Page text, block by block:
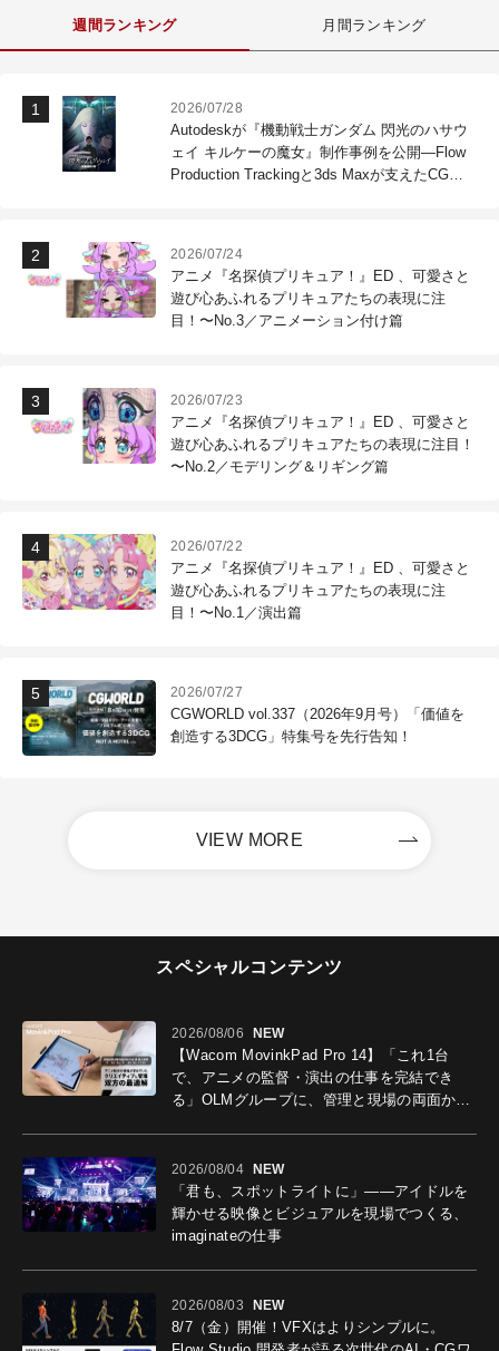
週間ランキング 月間ランキング
2026/07/28
Autodeskが『機動戦士ガンダム 閃光のハサウ
ェイ キルケーの魔女』制作事例を公開―Flow
Production Trackingと3ds Maxが支えたCG制
2026/07/24
アニメ『名探偵プリキュア！』ED 、可愛さと
遊び心あふれるプリキュアたちの表現に注
目！〜No.3／アニメーション付け篇
2026/07/23
アニメ『名探偵プリキュア！』ED 、可愛さと
遊び心あふれるプリキュアたちの表現に注目！
〜No.2／モデリング＆リギング篇
2026/07/22
アニメ『名探偵プリキュア！』ED 、可愛さと
遊び心あふれるプリキュアたちの表現に注
目！〜No.1／演出篇
2026/07/27
CGWORLD vol.337（2026年9月号）「価値を
創造する3DCG」特集号を先行告知！
VIEW MORE
スペシャルコンテンツ
2026/08/06 NEW
【Wacom MovinkPad Pro 14】「これ1台
で、アニメの監督・演出の仕事を完結でき
る」OLMグループに、管理と現場の両面から
2026/08/04 NEW
「君も、スポットライトに」――アイドルを
輝かせる映像とビジュアルを現場でつくる、
imaginateの仕事
2026/08/03 NEW
8/7（金）開催！VFXはよりシンプルに。